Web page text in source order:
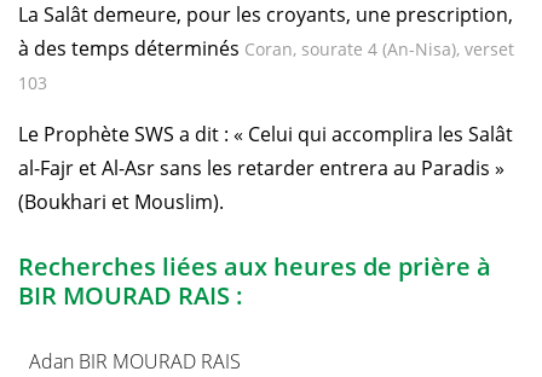
La Salât demeure, pour les croyants, une prescription,
à des temps déterminés Coran, sourate 4 (An-Nisa), verset
103
Le Prophète SWS a dit : « Celui qui accomplira les Salât
al-Fajr et Al-Asr sans les retarder entrera au Paradis »
(Boukhari et Mouslim).
Recherches liées aux heures de prière à
BIR MOURAD RAIS :
Adan BIR MOURAD RAIS